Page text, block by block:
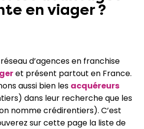
en viager ?
d’agences en franchise
et présent partout en France.
aussi bien les acquéreurs
dans leur recherche que les
nomme crédirentiers). C’est
sur cette page la liste de